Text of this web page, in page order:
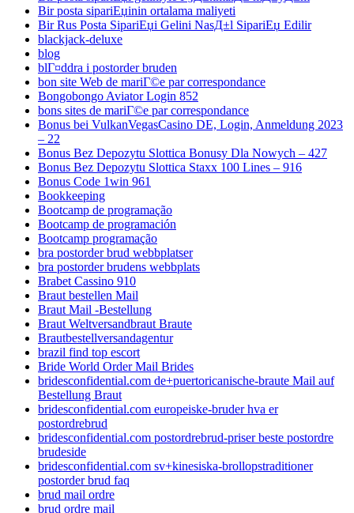
Bir posta sipariЕџinin ortalama maliyeti
Bir Rus Posta SipariЕџi Gelini NasД±l SipariЕџ Edilir
blackjack-deluxe
blog
blГ¤ddra i postorder bruden
bon site Web de mariГ©e par correspondance
Bongobongo Aviator Login 852
bons sites de mariГ©e par correspondance
Bonus bei VulkanVegasCasino DE, Login, Anmeldung 2023
– 22
Bonus Bez Depozytu Slottica Bonusy Dla Nowych – 427
Bonus Bez Depozytu Slottica Staxx 100 Lines – 916
Bonus Code 1win 961
Bookkeeping
Bootcamp de programação
Bootcamp de programación
Bootcamp programação
bra postorder brud webbplatser
bra postorder brudens webbplats
Brabet Cassino 910
Braut bestellen Mail
Braut Mail -Bestellung
Braut Weltversandbraut Braute
Brautbestellversandagentur
brazil find top escort
Bride World Order Mail Brides
bridesconfidential.com de+puertoricanische-braute Mail auf
Bestellung Braut
bridesconfidential.com europeiske-bruder hva er
postordrebrud
bridesconfidential.com postordrebrud-priser beste postordre
brudeside
bridesconfidential.com sv+kinesiska-brollopstraditioner
postorder brud faq
brud mail ordre
brud ordre mail